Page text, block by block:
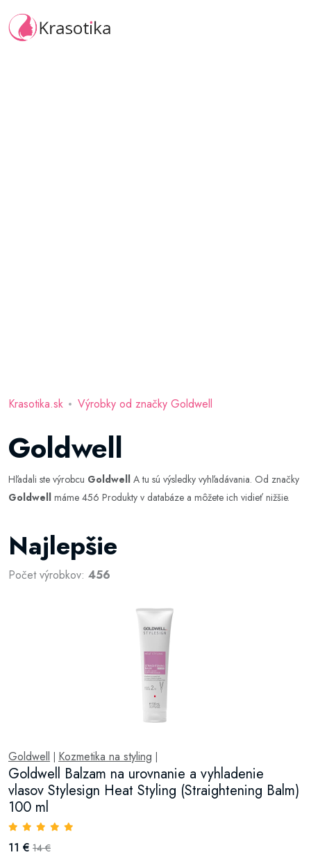
Krasotika.sk Výrobky od značky Goldwell
Goldwell
Hľadali ste výrobcu Goldwell A tu sú výsledky vyhľadávania. Od značky
Goldwell máme 456 Produkty v databáze a môžete ich vidieť nižšie.
Najlepšie
Počet výrobkov: 456
Goldwell Kozmetika na styling
Goldwell Balzam na urovnanie a vyhladenie
vlasov Stylesign Heat Styling (Straightening Balm)
100 ml
11 € 14 €